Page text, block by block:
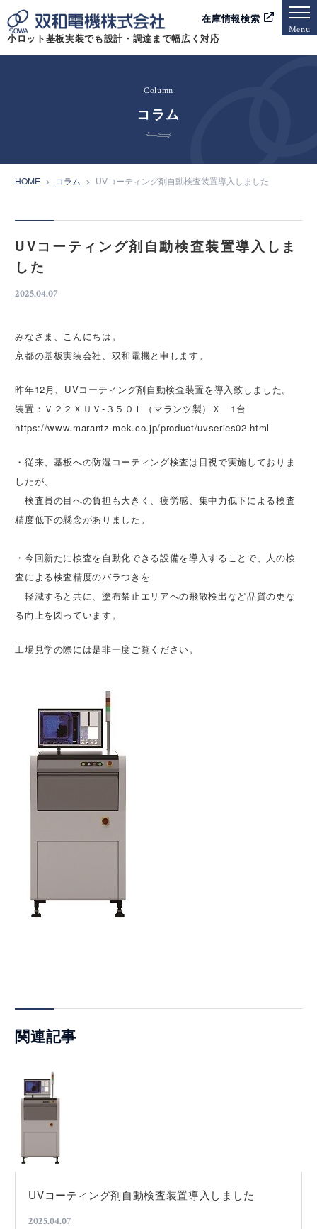
小ロット基板実装でも設計・調達まで幅広く対応
在庫情報検索
Menu
Column
コラム
HOME コラム UVコーティング剤自動検査装置導入しました
UVコーティング剤自動検査装置導入しま
した
2025.04.07
みなさま、こんにちは。
京都の基板実装会社、双和電機と申します。
昨年12月、UVコーティング剤自動検査装置を導入致しました。
装置：Ｖ２２ＸＵＶ-３５０Ｌ（マランツ製）Ｘ 1台
https://www.marantz-mek.co.jp/product/uvseries02.html
・従来、基板への防湿コーティング検査は目視で実施しておりま
したが、
検査員の目への負担も大きく、疲労感、集中力低下による検査
精度低下の懸念がありました。
・今回新たに検査を自動化できる設備を導入することで、人の検
査による検査精度のバラつきを
軽減すると共に、塗布禁止エリアへの飛散検出など品質の更な
る向上を図っています。
工場見学の際には是非一度ご覧ください。
関連記事
UVコーティング剤自動検査装置導入しました
2025.04.07